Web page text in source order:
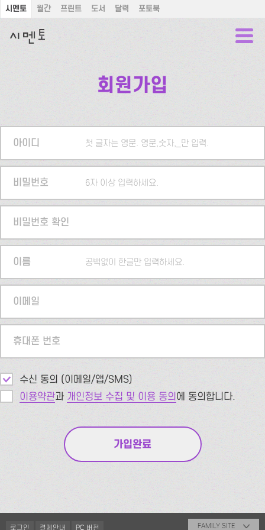
시멘토 월간 프린트 도서 달력 포토북
회원가입
아이디 첫 글자는 영문. 영문,숫자,_만 입력.
비밀번호 6자 이상 입력하세요.
비밀번호 확인
이름 공백없이 한글만 입력하세요.
이메일
휴대폰 번호
수신 동의 (이메일/앱/SMS)
이용약관과 개인정보 수집 및 이용 동의에 동의합니다.
로그인 결제안내 PC 버전 FAMILY SITE